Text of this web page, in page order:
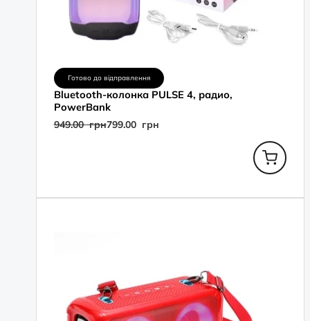
Готово до відправлення
Bluetooth-колонка PULSE 4, радио,
PowerBank
949.00грн799.00 грн